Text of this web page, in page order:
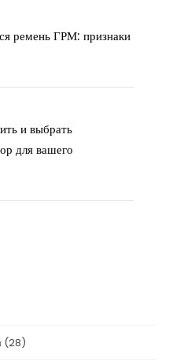
ремень ГРМ: признаки
и выбрать
для вашего
(28)